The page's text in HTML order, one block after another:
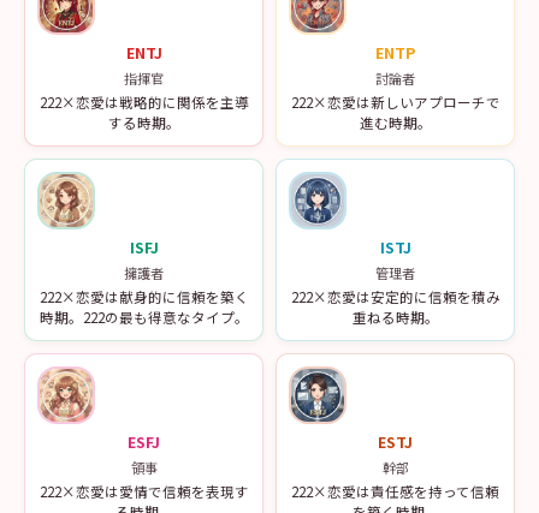
ENTJ
指揮官
222×恋愛は戦略的に関係を主導
する時期。
ENTP
討論者
222×恋愛は新しいアプローチで
進む時期。
ISFJ
擁護者
222×恋愛は献身的に信頼を築く
時期。222の最も得意なタイプ。
ISTJ
管理者
222×恋愛は安定的に信頼を積み
重ねる時期。
ESFJ
領事
222×恋愛は愛情で信頼を表現す
ESTJ
幹部
222×恋愛は責任感を持って信頼